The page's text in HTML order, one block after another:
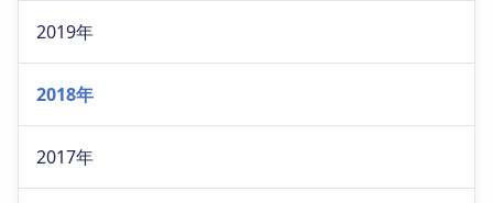
2019年
2018年
2017年